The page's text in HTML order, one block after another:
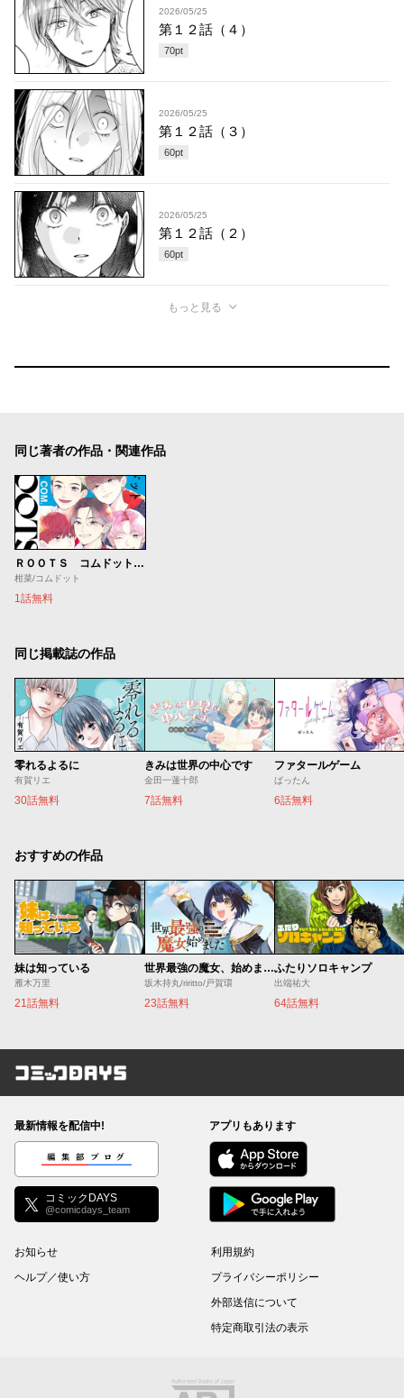
2026/05/25
第１２話（４）
70pt
2026/05/25
第１２話（３）
60pt
2026/05/25
第１２話（２）
60pt
もっと見る
同じ著者の作品・関連作品
ＲＯＯＴＳ コムドット～僕らの原点～
柑菜/コムドット
1話無料
同じ掲載誌の作品
零れるよるに
有賀リエ
30話無料
きみは世界の中心です
金田一蓮十郎
7話無料
ファタールゲーム
ばったん
6話無料
おすすめの作品
妹は知っている
雁木万里
21話無料
世界最強の魔女、始めました ～私だけ『攻略サイト』を見れる世界で自由に生きます～
坂木持丸/riritto/戸賀環
23話無料
ふたりソロキャンプ
出端祐大
64話無料
コミックDAYS
最新情報を配信中!
編集部ブログ
コミックDAYS
@comicdays_team
アプリもあります
お知らせ
ヘルプ／使い方
利用規約
プライバシーポリシー
外部送信について
特定商取引法の表示